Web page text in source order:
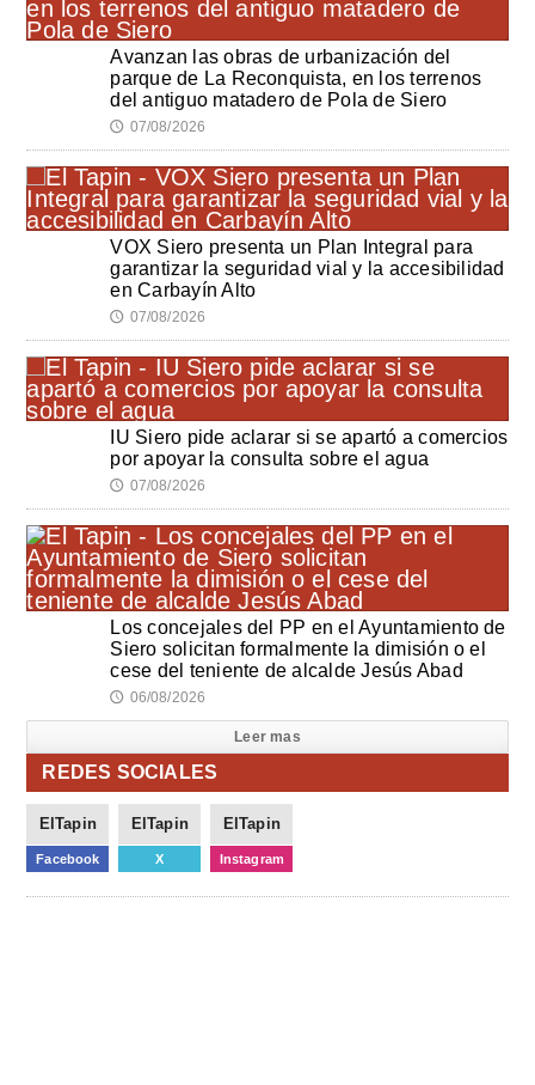
Avanzan las obras de urbanización del
parque de La Reconquista, en los terrenos
del antiguo matadero de Pola de Siero
🕔 07/08/2026
VOX Siero presenta un Plan Integral para
garantizar la seguridad vial y la accesibilidad
en Carbayín Alto
🕔 07/08/2026
IU Siero pide aclarar si se apartó a comercios
por apoyar la consulta sobre el agua
🕔 07/08/2026
Los concejales del PP en el Ayuntamiento de
Siero solicitan formalmente la dimisión o el
cese del teniente de alcalde Jesús Abad
🕔 06/08/2026
Leer mas
REDES SOCIALES
ElTapin
Facebook
ElTapin
X
ElTapin
Instagram